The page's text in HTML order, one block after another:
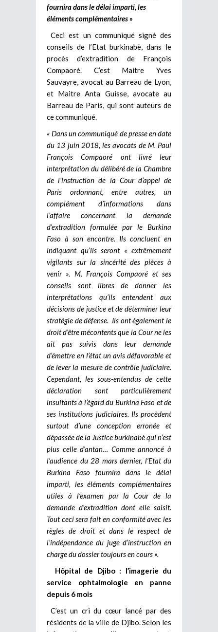
fournira dans le délai imparti, les
éléments complémentaires »
Ceci est un communiqué signé des
conseils de l’Etat burkinabè, dans le
procès d’extradition de François
Compaoré. C’est Maitre Yves
Sauvayre, avocat au Barreau de Lyon,
et Maitre Anta Guisse, avocate au
Barreau de Paris, qui sont auteurs de
ce communiqué.
« Dans un communiqué de presse en date
du 13 juin 2018, les avocats de M. Paul
François Compaoré ont livré leur
interprétation du délibéré de la Chambre
de l’instruction de la Cour d’appel de
Paris ordonnant, entre autres, un
complément d’informations dans
l’affaire concernant la demande
d’extradition formulée par le Burkina
Faso à son encontre. Ils concluent en
indiquant qu’ils seront « extrêmement
vigilants sur la sincérité des pièces à
venir ». M. François Compaoré et ses
conseils sont libres de donner les
interprétations qu’ils entendent aux
décisions de justice et de déterminer leur
stratégie de défense. Ils ont également le
droit d’être mécontents que la Cour ne les
ait pas suivis dans leur demande
d’émettre en l’état un avis défavorable et
de lever la mesure de contrôle judiciaire.
Cependant, les sous-entendus de cette
déclaration sont particulièrement
insultants à l’égard du Burkina Faso et de
ses institutions judiciaires. Ils procèdent
surtout d’une conception erronée et
dépassée de la Justice burkinabè qui n’est
plus celle d’antan… Comme annoncé à
l’audience du 28 mars dernier, l’Etat du
Burkina Faso fournira dans le délai
imparti, les éléments complémentaires
utiles à l’examen par la Cour de la
demande d’extradition dont elle saisit.
Tout ceci sera fait en conformité avec les
règles de droit et dans le respect de
l’indépendance du juge d’instruction en
charge du dossier toujours en cours ».
Hôpital de Djibo : l’imagerie du
service ophtalmologie en panne
depuis 6 mois
C’est un cri du cœur lancé par des
résidents de la ville de Djibo. Selon les